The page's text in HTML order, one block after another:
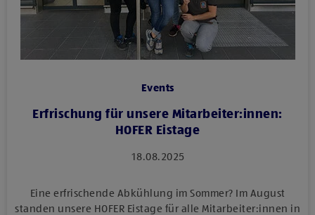
Events
Erfrischung für unsere Mitarbeiter:innen:
HOFER Eistage
18.08.2025
Eine erfrischende Abkühlung im Sommer? Im August
standen unsere HOFER Eistage für alle Mitarbeiter:innen in